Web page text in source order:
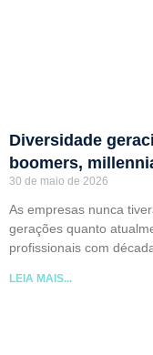
Diversidade
boomers,
30 de maio de 2026
As empresas nunca
gerações quanto
profissionais com
LEIA MAIS...